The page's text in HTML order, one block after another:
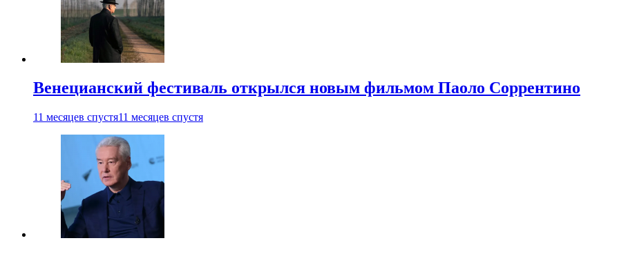
Венецианский фестиваль открылся новым фильмом Паоло Соррентино
11 месяцев спустя11 месяцев спустя